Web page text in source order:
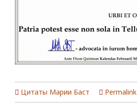
Цитаты Марии Баст Permalink